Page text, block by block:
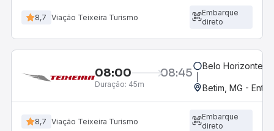
8,7 Viação Teixeira Turismo
Embarque
direto
08:00 08:45
Duração: 45m
Belo Horizonte,
Betim, MG -
8,7 Viação Teixeira Turismo
Embarque
direto